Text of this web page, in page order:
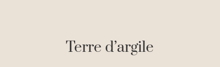
Terre d’argile